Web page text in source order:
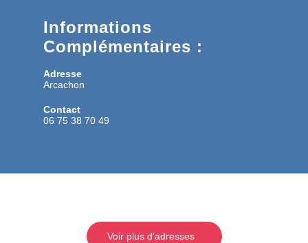
Informations
Complémentaires :
Adresse
Arcachon
Contact
06 75 38 70 49
Voir plus d'adresses